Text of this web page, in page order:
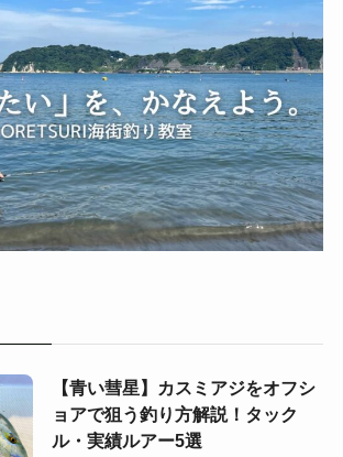
【青い彗星】カスミアジをオフシ
ョアで狙う釣り方解説！タック
ル・実績ルアー5選